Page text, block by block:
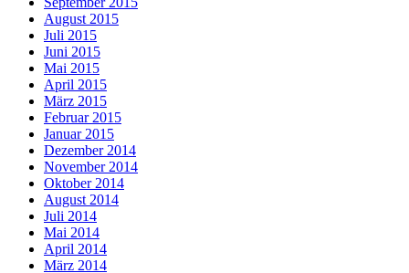
August 2015
Juli 2015
Juni 2015
Mai 2015
April 2015
März 2015
Februar 2015
Januar 2015
Dezember 2014
November 2014
Oktober 2014
August 2014
Juli 2014
Mai 2014
April 2014
März 2014